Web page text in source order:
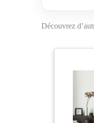
Découvrez